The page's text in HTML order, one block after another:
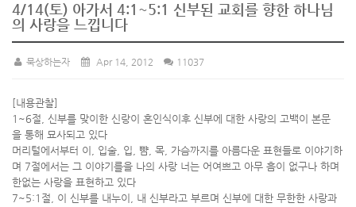
4/14(토) 아가서 4:1~5:1 신부된 교회를 향한 하나님
의 사랑을 느낍니다
묵상하는자 Apr 14, 2012 11037
[내용관찰]
1~6절, 신부를 맞이한 신랑이 혼인식이후 신부에 대한 사랑의 고백이 본문
을 통해 묘사되고 있다
머리털에서부터 이, 입술, 입, 뺨, 목, 가슴까지를 아름다운 표현들로 이야기하
며 7절에서는 그 이야기를을 나의 사랑 너는 어여쁘고 아무 흠이 없구나 하며
한없는 사랑을 표현하고 있다
7~5:1절, 이 신부를 내누이, 내 신부라고 부르며 신부에 대한 무한한 사랑과